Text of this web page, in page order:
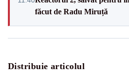
făcut de Radu Miruță
Distribuie articolul